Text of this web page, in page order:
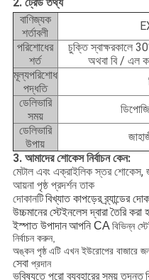
2. ট্রেড তথ্য
বাণিজ্যক
শর্তাবলী
পরিশোধের
শর্ত
চুক্তি স্বাক্ষরকালে
অথবা বি / এল
মূল্যপরিশোধ
পদ্ধতি
ডেলিভারি
সময়
ডেলিভারি
উপায়
3. আমাদের শোকেস নির্বাচন কেন:
মেটাল এবং এক্রাইলিক স্তর শোকেস,
আয়না পৃষ্ঠ প্রদর্শন তাক
দোকানটিবিখ্যাত কাপড়ের ব্র্যান্ডের
উচ্চমানের স্টেইনলেস দ্বারা তৈরি করা
ইস্পাত উপাদানআপনি CAবিভিন্ন
নির্বাচন করুন,
অঙ্কন পৃষ্ঠএটি এখন ইউরোপের বাজারে
সেবাপ্রদান
ভবিষ্যতে পুরো ব্যবহারের সময় তদন্ত